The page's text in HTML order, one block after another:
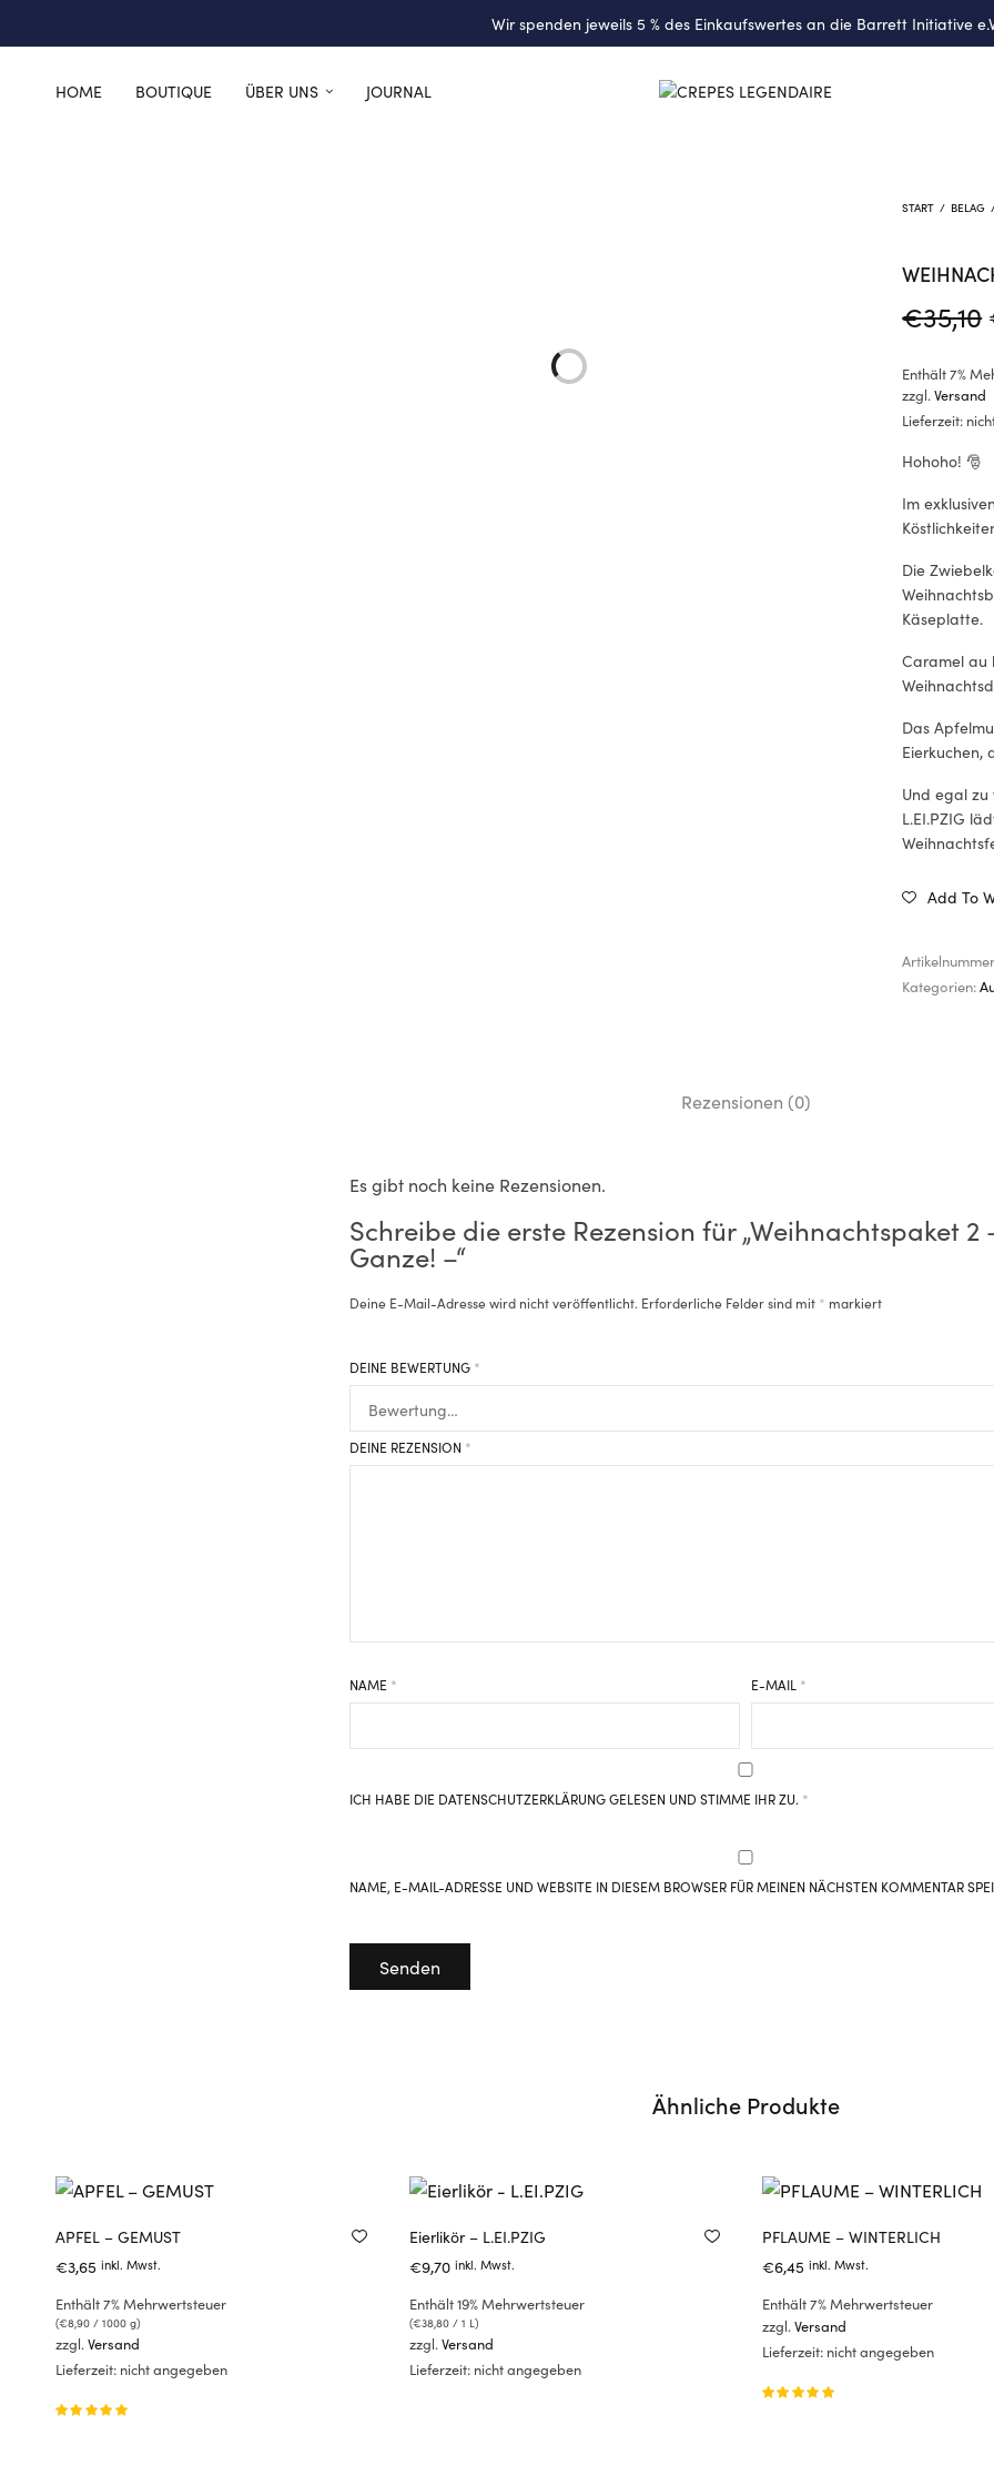
Wir spenden jeweils 5 % des Einkaufswertes an die Barrett Initiative
HOME BOUTIQUE ÜBER UNS JOURNAL
START / BELAG
€35,10
Enthält 7%
zzgl.Versand
Lieferzeit:
Hohoho! 🎅
Im
Die
Käseplatte.
Caramel au
Das
Eierkuchen,
Und egal zu
L.EI.PZIG
Add To
Kategorien:
Rezensionen (0)
Es gibt noch keine Rezensionen.
Schreibe die erste Rezension für „Weihnachtspaket 2
Ganze! –“
Deine E-Mail-Adresse wird nicht veröffentlicht. Erforderliche Felder sind mit * markiert
DEINE BEWERTUNG *
DEINE REZENSION *
NAME * E-MAIL *
ICH HABE DIE DATENSCHUTZERKLÄRUNGGELESEN UND STIMME IHR ZU. *
NAME, E-MAIL-ADRESSE UND WEBSITE IN DIESEM BROWSER FÜR MEINEN NÄCHSTEN KOMMENTAR
Ähnliche Produkte
APFEL – GEMUST
€3,65 inkl. Mwst.
Enthält 7% Mehrwertsteuer
(€8,90 / 1000 g)
zzgl. Versand
Lieferzeit: nicht angegeben
Eierlikör – L.EI.PZIG
€9,70 inkl. Mwst.
Enthält 19% Mehrwertsteuer
(€38,80/ 1 L)
zzgl. Versand
Lieferzeit: nicht angegeben
PFLAUME – WINTERLICH
€6,45 inkl. Mwst.
Enthält 7% Mehrwertsteuer
zzgl. Versand
Lieferzeit: nicht angegeben